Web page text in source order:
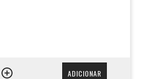
ADICIONAR